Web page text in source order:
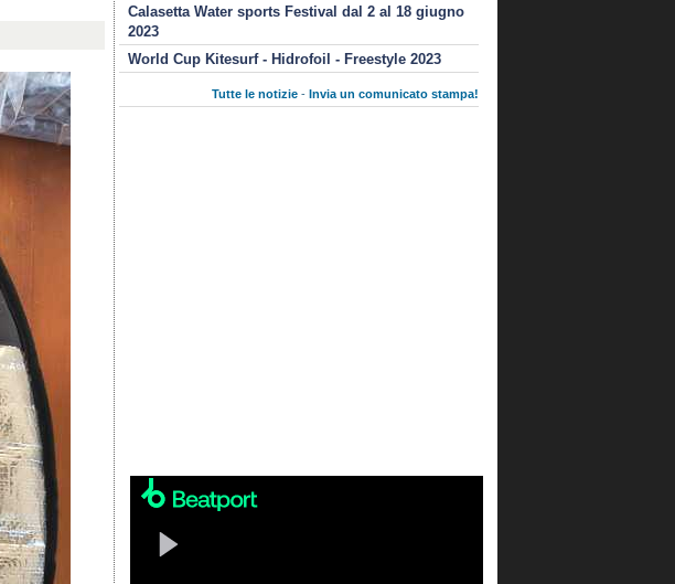
Calasetta Water sports Festival dal 2 al 18 giugno
2023
World Cup Kitesurf - Hidrofoil - Freestyle 2023
Tutte le notizie -Invia un comunicato stampa!